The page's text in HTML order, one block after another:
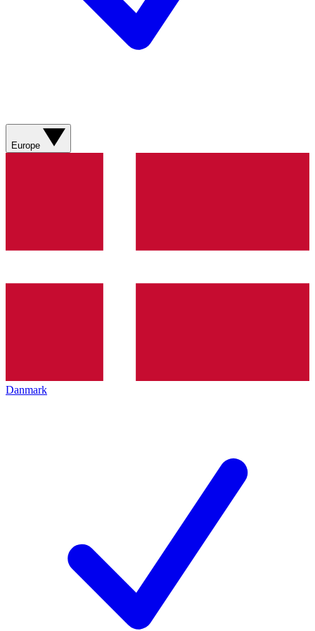
Europe
Danmark